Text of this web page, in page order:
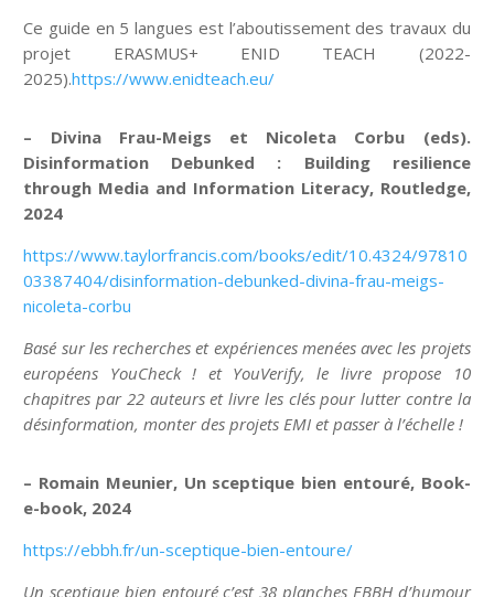
Ce guide en 5 langues est l’aboutissement des travaux du
projet ERASMUS+ ENID TEACH (2022-
2025).https://www.enidteach.eu/
– Divina Frau-Meigs et Nicoleta Corbu (eds).
Disinformation Debunked : Building resilience
through Media and Information Literacy, Routledge,
2024
https://www.taylorfrancis.com/books/edit/10.4324/97810
03387404/disinformation-debunked-divina-frau-meigs-
nicoleta-corbu
Basé sur les recherches et expériences menées avec les projets
européens YouCheck ! et YouVerify, le livre propose 10
chapitres par 22 auteurs et livre les clés pour lutter contre la
désinformation, monter des projets EMI et passer à l’échelle !
– Romain Meunier, Un sceptique bien entouré, Book-
e-book, 2024
https://ebbh.fr/un-sceptique-bien-entoure/
Un sceptique bien entouré c’est 38 planches EBBH d’humour